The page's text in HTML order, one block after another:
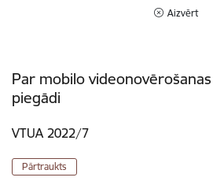
Aizvērt
Par mobilo
piegādi
VTUA 2022/7
Pārtraukts